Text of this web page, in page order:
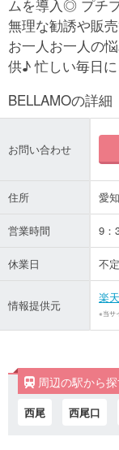
ムを導入◎ プチ
無理な勧誘や販
お一人お一人の
供♪ 忙しい毎日
BELLAMOの詳細
お問い合わせ
住所 愛
営業時間 9：
休業日 不
情報提供元
楽
※当サ
周辺の駅から
西尾 西尾口